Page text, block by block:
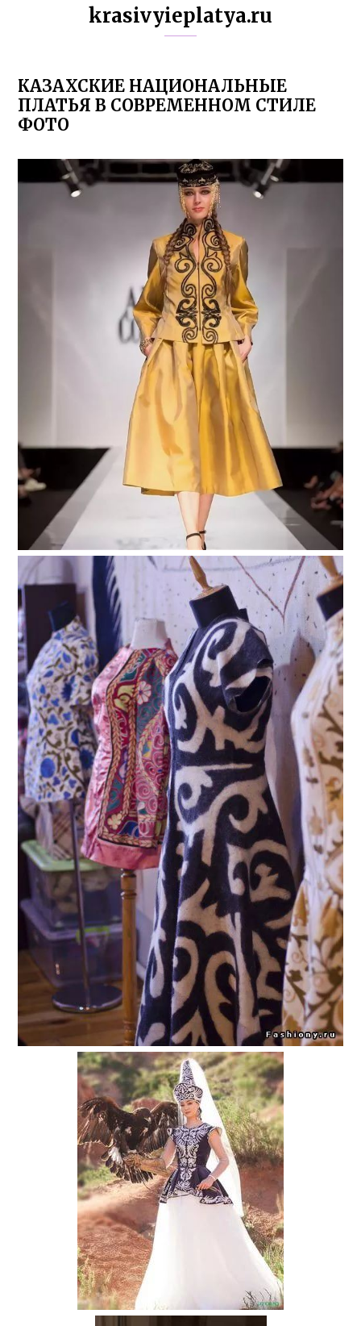
krasivyieplatya.ru
КАЗАХСКИЕ НАЦИОНАЛЬНЫЕ
ПЛАТЬЯ В СОВРЕМЕННОМ СТИЛЕ
ФОТО